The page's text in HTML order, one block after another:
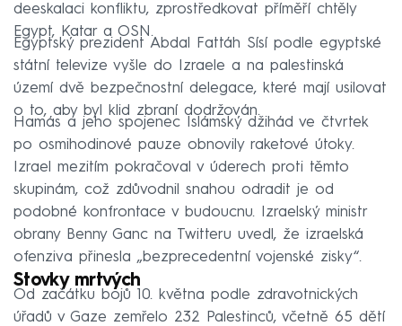
deeskalaci konfliktu, zprostředkovat příměří chtěly
Egypt, Katar a OSN.
Egyptský prezident Abdal Fattáh Sísí podle egyptské
státní televize vyšle do Izraele a na palestinská
území dvě bezpečnostní delegace, které mají usilovat
o to, aby byl klid zbraní dodržován.
Hamás a jeho spojenec Islámský džihád ve čtvrtek
po osmihodinové pauze obnovily raketové útoky.
Izrael mezitím pokračoval v úderech proti těmto
skupinám, což zdůvodnil snahou odradit je od
podobné konfrontace v budoucnu. Izraelský ministr
obrany Benny Ganc na Twitteru uvedl, že izraelská
ofenziva přinesla „bezprecedentní vojenské zisky“.
Stovky mrtvých
Od začátku bojů 10. května podle zdravotnických
úřadů v Gaze zemřelo 232 Palestinců, včetně 65 dětí